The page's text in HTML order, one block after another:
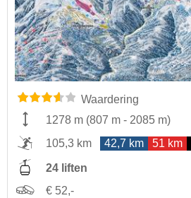
Waardering
1278 m (807 m - 2085 m)
105,3 km
42,7 km 51 km
24 liften
€ 52,-